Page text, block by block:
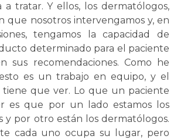
tratar. Y ellos, los dermatólogos,
que nosotros intervengamos y, en
tengamos la capacidad de
determinado para el paciente
sus recomendaciones. Como he
es un trabajo en equipo, y el
tiene que ver. Lo que un paciente
es que por un lado estamos los
y por otro están los dermatólogos.
cada uno ocupa su lugar, pero